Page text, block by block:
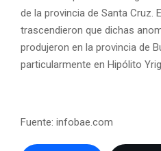
de la provincia de Santa Cruz.
trascendieron que dichas
produjeron en la provincia de
particularmente en Hipólito
Fuente: infobae.com